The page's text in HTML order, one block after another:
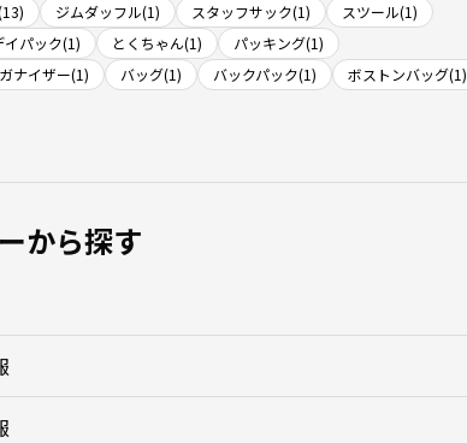
ジムダッフル(1) スタッフサック(1)
スツール(1)
イパック(1) とくちゃん(1)
パッキング(1)
ナイザー(1)
バッグ(1) バックパック(1)
ボストンバッグ(1)
から探す